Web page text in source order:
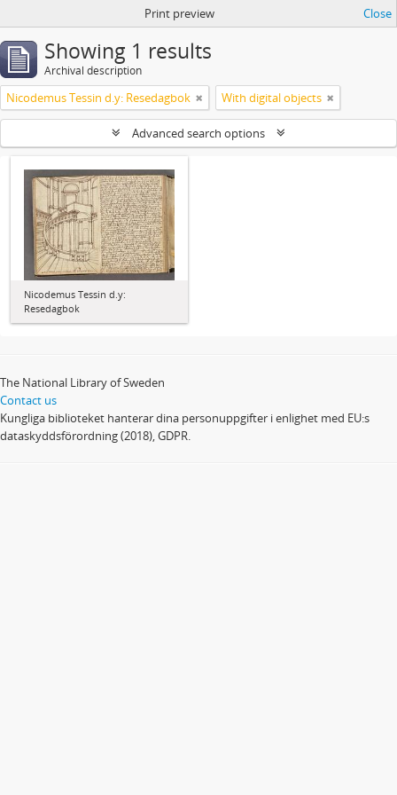
Print preview Close
Showing 1 results
Archival description
Nicodemus Tessin d.y: Resedagbok With digital objects
Advanced search options
Nicodemus Tessin d.y:
Resedagbok
The National Library of Sweden
Contact us
Kungliga biblioteket hanterar dina personuppgifter i enlighet med EU:s
dataskyddsförordning (2018), GDPR.